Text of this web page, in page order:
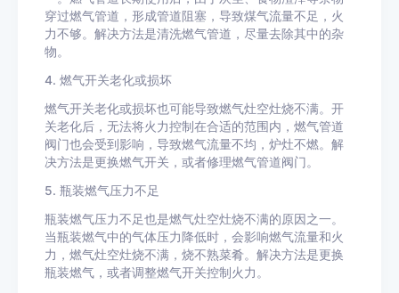
穿过燃气管道，形成管道阻塞，导致煤气流量不足，火
力不够。解决方法是清洗燃气管道，尽量去除其中的杂
物。
4. 燃气开关老化或损坏
燃气开关老化或损坏也可能导致燃气灶空灶烧不满。开
关老化后，无法将火力控制在合适的范围内，燃气管道
阀门也会受到影响，导致燃气流量不均，炉灶不燃。解
决方法是更换燃气开关，或者修理燃气管道阀门。
5. 瓶装燃气压力不足
瓶装燃气压力不足也是燃气灶空灶烧不满的原因之一。
当瓶装燃气中的气体压力降低时，会影响燃气流量和火
力，燃气灶空灶烧不满，烧不熟菜肴。解决方法是更换
瓶装燃气，或者调整燃气开关控制火力。